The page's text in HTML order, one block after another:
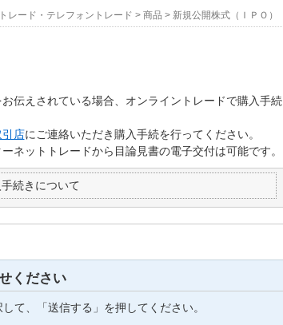
レード・テレフォントレード > 商品 > 新規公開株式（ＩＰＯ）
伝えされている場合、オンライントレードで購入手続
引店にご連絡いただき購入手続を行ってください。
ネットトレードから目論見書の電子交付は可能です。
続きについて
ください
して、「送信する」を押してください。